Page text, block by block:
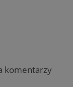
komentarzy